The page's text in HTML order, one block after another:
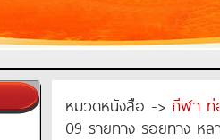
หมวดหนังสือ -> กีฬา ท่
09 รายทาง รอยทาง หล